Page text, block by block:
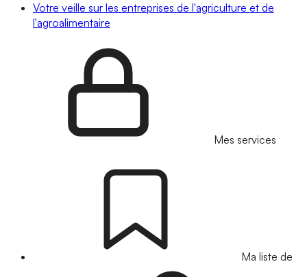
Votre veille sur les entreprises de l'agriculture et de
l'agroalimentaire
Mes services
Ma liste de